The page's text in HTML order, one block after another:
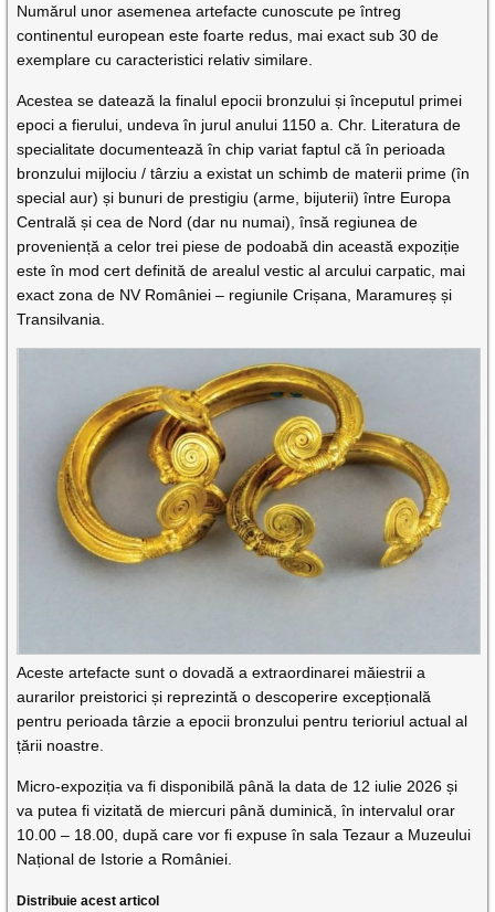
Numărul unor asemenea artefacte cunoscute pe întreg
continentul european este foarte redus, mai exact sub 30 de
exemplare cu caracteristici relativ similare.
Acestea se datează la finalul epocii bronzului și începutul primei
epoci a fierului, undeva în jurul anului 1150 a. Chr. Literatura de
specialitate documentează în chip variat faptul că în perioada
bronzului mijlociu / târziu a existat un schimb de materii prime (în
special aur) și bunuri de prestigiu (arme, bijuterii) între Europa
Centrală și cea de Nord (dar nu numai), însă regiunea de
proveniență a celor trei piese de podoabă din această expoziție
este în mod cert definită de arealul vestic al arcului carpatic, mai
exact zona de NV României – regiunile Crișana, Maramureș și
Transilvania.
Aceste artefacte sunt o dovadă a extraordinarei măiestrii a
aurarilor preistorici și reprezintă o descoperire excepțională
pentru perioada târzie a epocii bronzului pentru terioriul actual al
țării noastre.
Micro-expoziția va fi disponibilă până la data de 12 iulie 2026 și
va putea fi vizitată de miercuri până duminică, în intervalul orar
10.00 – 18.00, după care vor fi expuse în sala Tezaur a Muzeului
Național de Istorie a României.
Distribuie acest articol